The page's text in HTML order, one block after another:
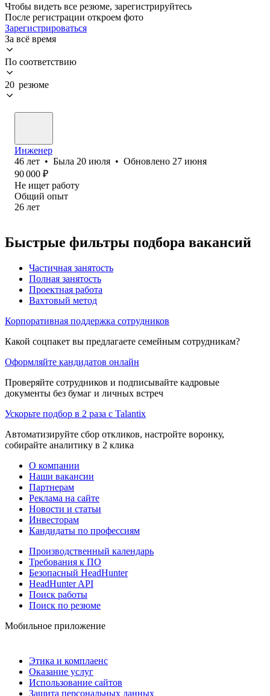
Чтобы видеть все резюме, зарегистрируйтесь
После регистрации откроем фото
Зарегистрироваться
За всё время
По соответствию
20 резюме
Инженер
46 лет • Была 20 июля • Обновлено 27 июня
90 000 ₽
Не ищет работу
Общий опыт
26 лет
Быстрые фильтры подбора вакансий
Частичная занятость
Полная занятость
Проектная работа
Вахтовый метод
Корпоративная поддержка сотрудников
Какой соцпакет вы предлагаете семейным сотрудникам?
Оформляйте кандидатов онлайн
Проверяйте сотрудников и подписывайте кадровые
документы без бумаг и личных встреч
Ускорьте подбор в 2 раза с Talantix
Автоматизируйте сбор откликов, настройте воронку,
собирайте аналитику в 2 клика
О компании
Наши вакансии
Партнерам
Реклама на сайте
Новости и статьи
Инвесторам
Кандидаты по профессиям
Производственный календарь
Требования к ПО
Безопасный HeadHunter
HeadHunter API
Поиск работы
Поиск по резюме
Мобильное приложение
Этика и комплаенс
Оказание услуг
Использование сайтов
Защита персональных данных